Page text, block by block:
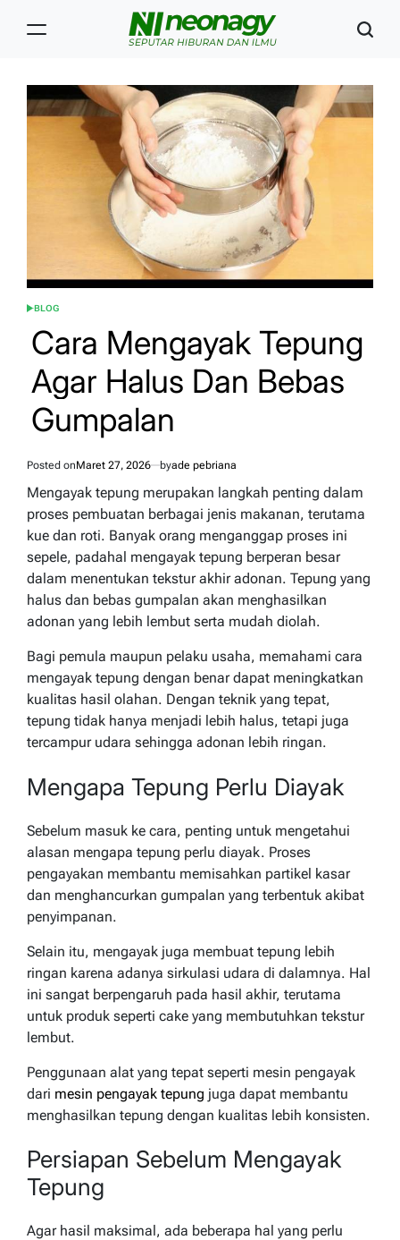
POSTED
BLOG
Cara Mengayak Tepung
Agar Halus Dan Bebas
Gumpalan
Posted onMaret 27, 2026 byade pebriana
Mengayak tepung merupakan langkah penting dalam
proses pembuatan berbagai jenis makanan, terutama
kue dan roti. Banyak orang menganggap proses ini
sepele, padahal mengayak tepung berperan besar
dalam menentukan tekstur akhir adonan. Tepung yang
halus dan bebas gumpalan akan menghasilkan
adonan yang lebih lembut serta mudah diolah.
Bagi pemula maupun pelaku usaha, memahami cara
mengayak tepung dengan benar dapat meningkatkan
kualitas hasil olahan. Dengan teknik yang tepat,
tepung tidak hanya menjadi lebih halus, tetapi juga
tercampur udara sehingga adonan lebih ringan.
Mengapa Tepung Perlu Diayak
Sebelum masuk ke cara, penting untuk mengetahui
alasan mengapa tepung perlu diayak. Proses
pengayakan membantu memisahkan partikel kasar
dan menghancurkan gumpalan yang terbentuk akibat
penyimpanan.
Selain itu, mengayak juga membuat tepung lebih
ringan karena adanya sirkulasi udara di dalamnya. Hal
ini sangat berpengaruh pada hasil akhir, terutama
untuk produk seperti cake yang membutuhkan tekstur
lembut.
Penggunaan alat yang tepat seperti mesin pengayak
dari mesin pengayak tepung juga dapat membantu
menghasilkan tepung dengan kualitas lebih konsisten.
Persiapan Sebelum Mengayak
Tepung
Agar hasil maksimal, ada beberapa hal yang perlu